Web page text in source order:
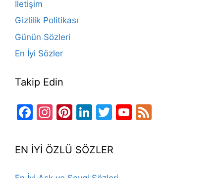
k
İletişim
Gizlilik Politikası
Günün Sözleri
En İyi Sözler
Takip Edin
Facebook
Instagram
Pinterest
LinkedIn
TwitterYouTube
EN İYİ ÖZLÜ SÖZLER